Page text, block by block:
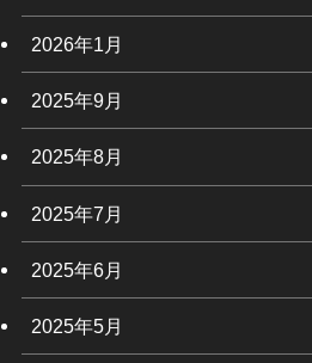
2026年1月
2025年9月
2025年8月
2025年7月
2025年6月
2025年5月